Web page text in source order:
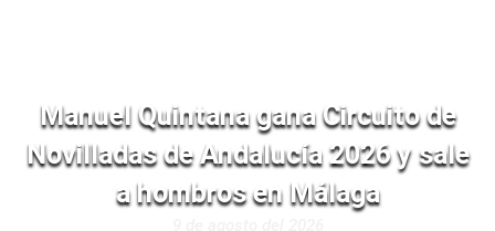
Manuel Quintana gana Circuito de
Novilladas de Andalucía 2026 y sale
a hombros en Málaga